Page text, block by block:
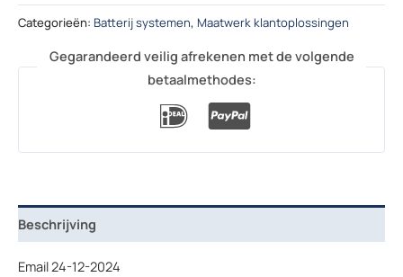
Categorieën: Batterij systemen, Maatwerk klantoplossingen
Gegarandeerd veilig afrekenen met de volgende
betaalmethodes:
Beschrijving
Email 24-12-2024